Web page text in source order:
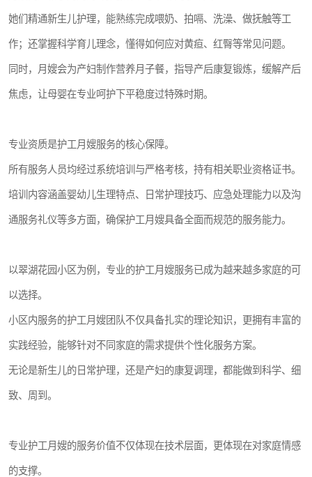
她们精通新生儿护理，能熟练完成喂奶、拍嗝、洗澡、做抚触等工
作；还掌握科学育儿理念，懂得如何应对黄疸、红臀等常见问题。
同时，月嫂会为产妇制作营养月子餐，指导产后康复锻炼，缓解产后
焦虑，让母婴在专业呵护下平稳度过特殊时期。
专业资质是护工月嫂服务的核心保障。
所有服务人员均经过系统培训与严格考核，持有相关职业资格证书。
培训内容涵盖婴幼儿生理特点、日常护理技巧、应急处理能力以及沟
通服务礼仪等多方面，确保护工月嫂具备全面而规范的服务能力。
以翠湖花园小区为例，专业的护工月嫂服务已成为越来越多家庭的可
以选择。
小区内服务的护工月嫂团队不仅具备扎实的理论知识，更拥有丰富的
实践经验，能够针对不同家庭的需求提供个性化服务方案。
无论是新生儿的日常护理，还是产妇的康复调理，都能做到科学、细
致、周到。
专业护工月嫂的服务价值不仅体现在技术层面，更体现在对家庭情感
的支撑。